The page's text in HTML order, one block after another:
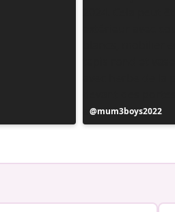
Publication
publiée
mum3boys2022